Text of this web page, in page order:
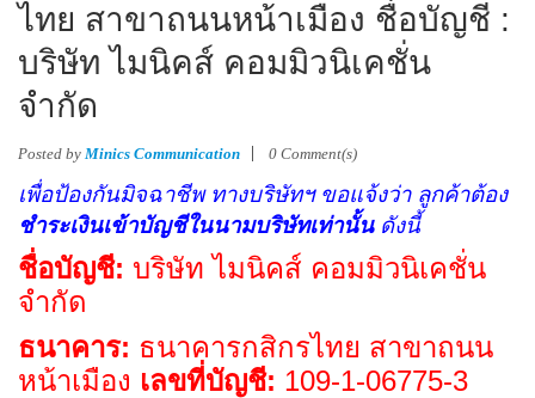
ไทย สาขาถนนหน้าเมือง ชื่อบัญชี :
บริษัท ไมนิคส์ คอมมิวนิเคชั่น
จำกัด
Posted by Minics Communication 0 Comment(s)
เพื่อป้องกันมิจฉาชีพ ทางบริษัทฯ ขอแจ้งว่า ลูกค้าต้อง
ชำระเงินเข้าบัญชีในนามบริษัทเท่านั้นดังนี้
ชื่อบัญชี: บริษัท ไมนิคส์ คอมมิวนิเคชั่น
จำกัด
ธนาคาร: ธนาคารกสิกรไทย สาขาถนน
หน้าเมือง เลขที่บัญชี: 109-1-06775-3